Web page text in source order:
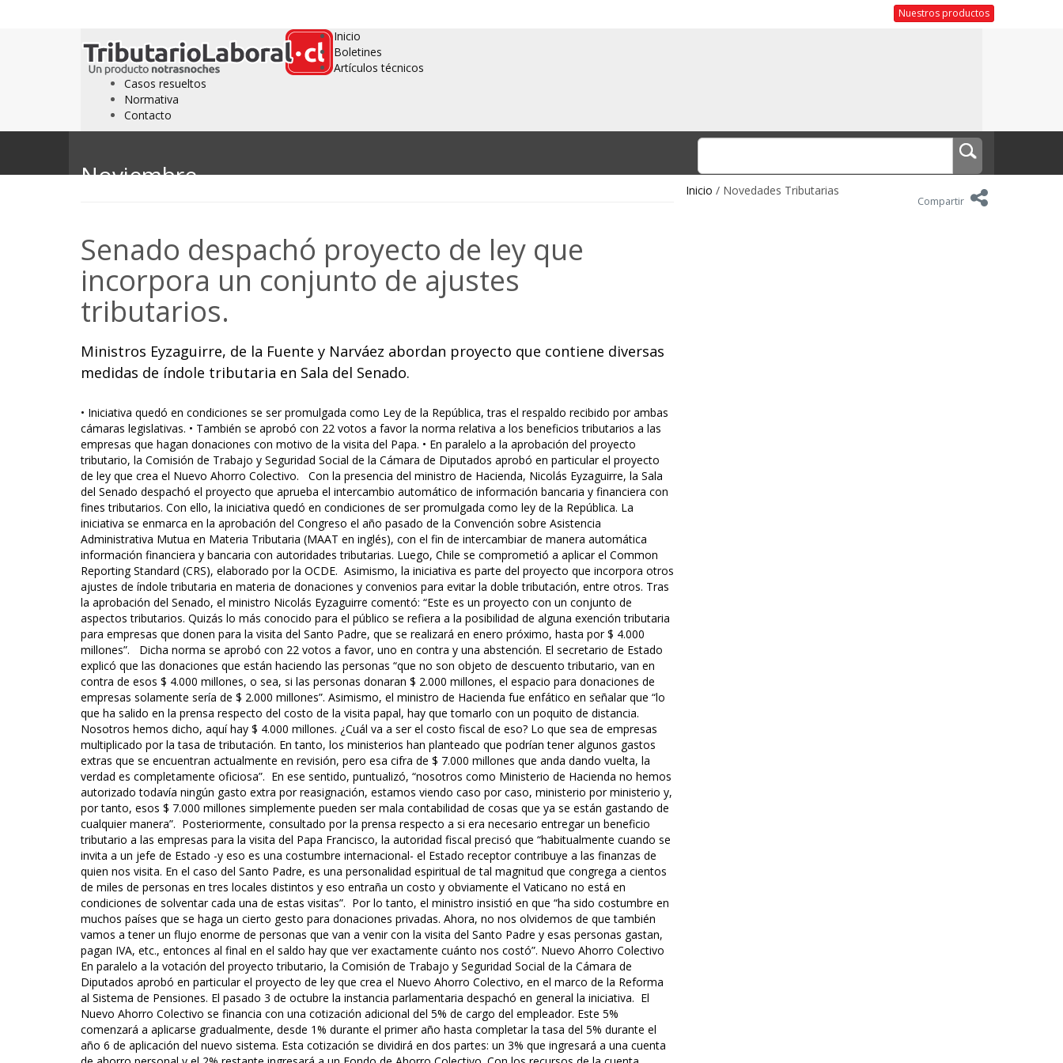
Nuestros productos
Inicio
Boletines
Artículos técnicos
Casos resueltos
Normativa
Contacto
Noviembre
Inicio / Novedades Tributarias
Compartir
Senado despachó proyecto de ley que
incorpora un conjunto de ajustes
tributarios.
Ministros Eyzaguirre, de la Fuente y Narváez abordan proyecto que contiene diversas
medidas de índole tributaria en Sala del Senado.
• Iniciativa quedó en condiciones se ser promulgada como Ley de la República, tras el respaldo recibido por ambas
cámaras legislativas. • También se aprobó con 22 votos a favor la norma relativa a los beneficios tributarios a las
empresas que hagan donaciones con motivo de la visita del Papa. • En paralelo a la aprobación del proyecto
tributario, la Comisión de Trabajo y Seguridad Social de la Cámara de Diputados aprobó en particular el proyecto
de ley que crea el Nuevo Ahorro Colectivo. Con la presencia del ministro de Hacienda, Nicolás Eyzaguirre, la Sala
del Senado despachó el proyecto que aprueba el intercambio automático de información bancaria y financiera con
fines tributarios. Con ello, la iniciativa quedó en condiciones de ser promulgada como ley de la República. La
iniciativa se enmarca en la aprobación del Congreso el año pasado de la Convención sobre Asistencia
Administrativa Mutua en Materia Tributaria (MAAT en inglés), con el fin de intercambiar de manera automática
información financiera y bancaria con autoridades tributarias. Luego, Chile se comprometió a aplicar el Common
Reporting Standard (CRS), elaborado por la OCDE. Asimismo, la iniciativa es parte del proyecto que incorpora otros
ajustes de índole tributaria en materia de donaciones y convenios para evitar la doble tributación, entre otros. Tras
la aprobación del Senado, el ministro Nicolás Eyzaguirre comentó: “Este es un proyecto con un conjunto de
aspectos tributarios. Quizás lo más conocido para el público se refiera a la posibilidad de alguna exención tributaria
para empresas que donen para la visita del Santo Padre, que se realizará en enero próximo, hasta por $ 4.000
millones”. Dicha norma se aprobó con 22 votos a favor, uno en contra y una abstención. El secretario de Estado
explicó que las donaciones que están haciendo las personas “que no son objeto de descuento tributario, van en
contra de esos $ 4.000 millones, o sea, si las personas donaran $ 2.000 millones, el espacio para donaciones de
empresas solamente sería de $ 2.000 millones”. Asimismo, el ministro de Hacienda fue enfático en señalar que “lo
que ha salido en la prensa respecto del costo de la visita papal, hay que tomarlo con un poquito de distancia.
Nosotros hemos dicho, aquí hay $ 4.000 millones. ¿Cuál va a ser el costo fiscal de eso? Lo que sea de empresas
multiplicado por la tasa de tributación. En tanto, los ministerios han planteado que podrían tener algunos gastos
extras que se encuentran actualmente en revisión, pero esa cifra de $ 7.000 millones que anda dando vuelta, la
verdad es completamente oficiosa”. En ese sentido, puntualizó, “nosotros como Ministerio de Hacienda no hemos
autorizado todavía ningún gasto extra por reasignación, estamos viendo caso por caso, ministerio por ministerio y,
por tanto, esos $ 7.000 millones simplemente pueden ser mala contabilidad de cosas que ya se están gastando de
cualquier manera”. Posteriormente, consultado por la prensa respecto a si era necesario entregar un beneficio
tributario a las empresas para la visita del Papa Francisco, la autoridad fiscal precisó que “habitualmente cuando se
invita a un jefe de Estado -y eso es una costumbre internacional- el Estado receptor contribuye a las finanzas de
quien nos visita. En el caso del Santo Padre, es una personalidad espiritual de tal magnitud que congrega a cientos
de miles de personas en tres locales distintos y eso entraña un costo y obviamente el Vaticano no está en
condiciones de solventar cada una de estas visitas”. Por lo tanto, el ministro insistió en que “ha sido costumbre en
muchos países que se haga un cierto gesto para donaciones privadas. Ahora, no nos olvidemos de que también
vamos a tener un flujo enorme de personas que van a venir con la visita del Santo Padre y esas personas gastan,
pagan IVA, etc., entonces al final en el saldo hay que ver exactamente cuánto nos costó”. Nuevo Ahorro Colectivo
En paralelo a la votación del proyecto tributario, la Comisión de Trabajo y Seguridad Social de la Cámara de
Diputados aprobó en particular el proyecto de ley que crea el Nuevo Ahorro Colectivo, en el marco de la Reforma
al Sistema de Pensiones. El pasado 3 de octubre la instancia parlamentaria despachó en general la iniciativa. El
Nuevo Ahorro Colectivo se financia con una cotización adicional del 5% de cargo del empleador. Este 5%
comenzará a aplicarse gradualmente, desde 1% durante el primer año hasta completar la tasa del 5% durante el
año 6 de aplicación del nuevo sistema. Esta cotización se dividirá en dos partes: un 3% que ingresará a una cuenta